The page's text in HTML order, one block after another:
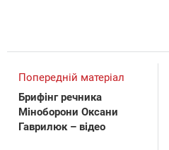
Попередній матеріал
Брифінг речника
Міноборони Оксани
Гаврилюк – відео